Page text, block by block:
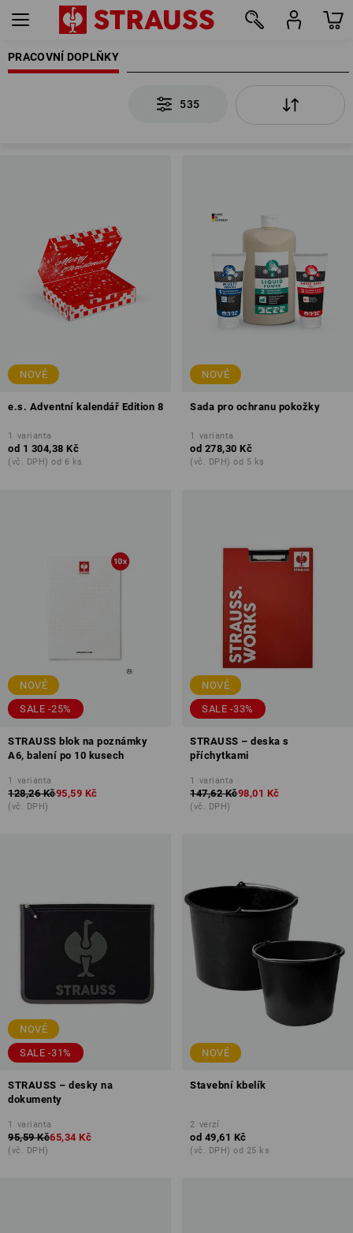
PRACOVNÍ DOPLŇKY
535
NOVÉ
e.s. Adventní kalendář Edition 8
1 varianta
od 1 304,38 Kč
(vč. DPH) od 6 ks
NOVÉ
Sada pro ochranu pokožky
1 varianta
od 278,30 Kč
(vč. DPH) od 5 ks
NOVÉ
SALE -25%
STRAUSS blok na poznámky
A6, balení po 10 kusech
1 varianta
128,26 Kč95,59 Kč
(vč. DPH)
NOVÉ
SALE -33%
STRAUSS – deska s
příchytkami
1 varianta
147,62 Kč98,01 Kč
(vč. DPH)
NOVÉ
SALE -31%
STRAUSS – desky na
dokumenty
1 varianta
95,59 Kč65,34 Kč
(vč. DPH)
NOVÉ
Stavební kbelík
2 verzí
od 49,61 Kč
(vč. DPH) od 25 ks